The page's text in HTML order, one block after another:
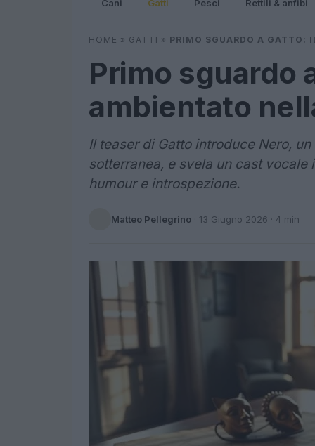
Cani Gatti Pesci Rettili & anfibi
HOME » GATTI » PRIMO SGUARDO A GATTO:
Primo sguardo
ambientato
Il teaser di Gatto introduce Nero,
sotterranea, e svela un cast
humour e introspezione.
Matteo Pellegrino · 13 Giugno 2026 · 4 min